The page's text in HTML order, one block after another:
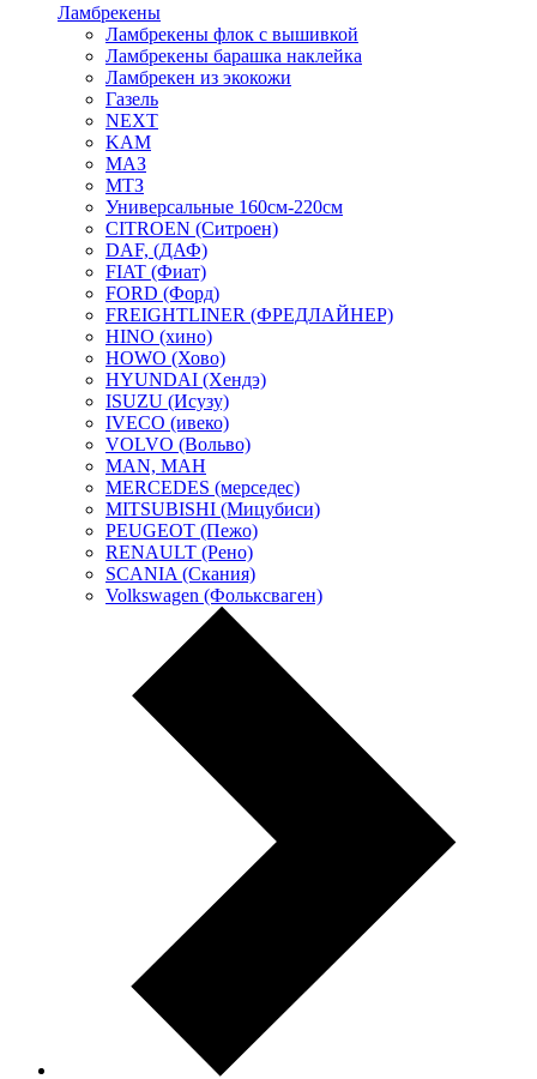
Ламбрекены
Ламбрекены флок с вышивкой
Ламбрекены барашка наклейка
Ламбрекен из экокожи
Газель
NEXT
KAM
МАЗ
МТЗ
Универсальные 160см-220см
CITROEN (Ситроен)
DAF, (ДАФ)
FIAT (Фиат)
FORD (Форд)
FREIGHTLINER (ФРЕДЛАЙНЕР)
HINO (хино)
HOWO (Хово)
HYUNDAI (Хендэ)
ISUZU (Исузу)
IVECO (ивеко)
VOLVO (Вольво)
MAN, МАН
MERCEDES (мерседес)
MITSUBISHI (Мицубиси)
PEUGEOT (Пежо)
RENAULT (Рено)
SCANIA (Скания)
Volkswagen (Фольксваген)